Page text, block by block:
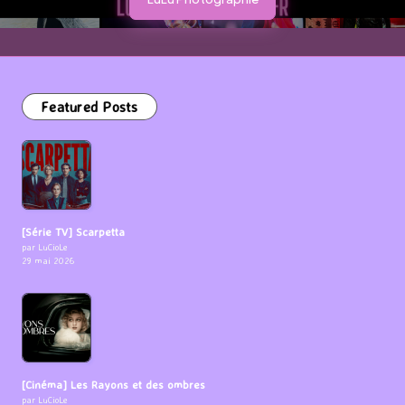
Featured Posts
[Série TV] Scarpetta
par LuCioLe
29 mai 2026
[Cinéma] Les Rayons et des ombres
par LuCioLe